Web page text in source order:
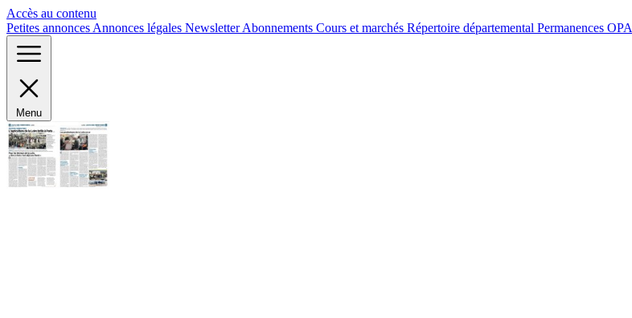
Accès au contenu
Petites annonces Annonces légales NewsletterAbonnements Cours et marchés Répertoire départemental Permanences OPA
Menu
Panneau de gestion des cookies